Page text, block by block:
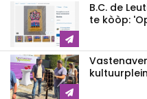
B.C. de
te kòòp: